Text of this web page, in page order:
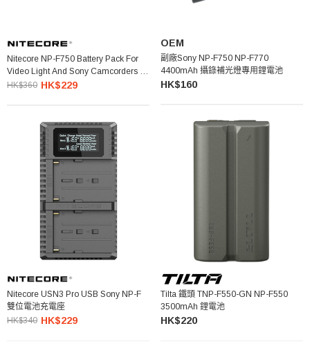
Nitecore NP-F750 Battery Pack For
Video Light And Sony Camcorders 攝
錄補光燈專用鋰電池
HK$360 HK$229
OEM
副廠Sony NP-F750 NP-F770
4400mAh 攝錄補光燈專用鋰電池
HK$160
Nitecore USN3 Pro USB Sony NP-F
雙位電池充電座
HK$340 HK$229
Tilta 鐵頭 TNP-F550-GN NP-F550
3500mAh 鋰電池
HK$220